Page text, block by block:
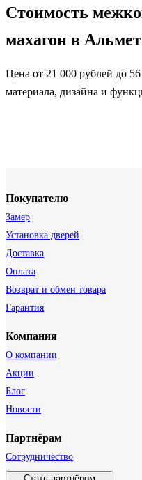
Стоимость
махагон в
Цена от 21 000 рублей до
материала, дизайна и
Покупателю
Замер
Установка дверей
Доставка
Оплата
Возврат и обмен товара
Гарантия
Компания
О компании
Акции
Блог
Новости
Партнёрам
Сотрудничество